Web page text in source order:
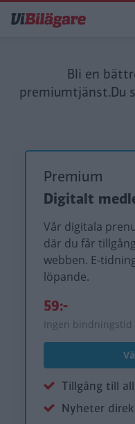
till
Bli en
premiumtjänst.Du
Premium
Digitalt
Vår digitala
där du får
webben. E-
löpande.
59:-
Ingen bindningstid
Tillgång till
Nyheter